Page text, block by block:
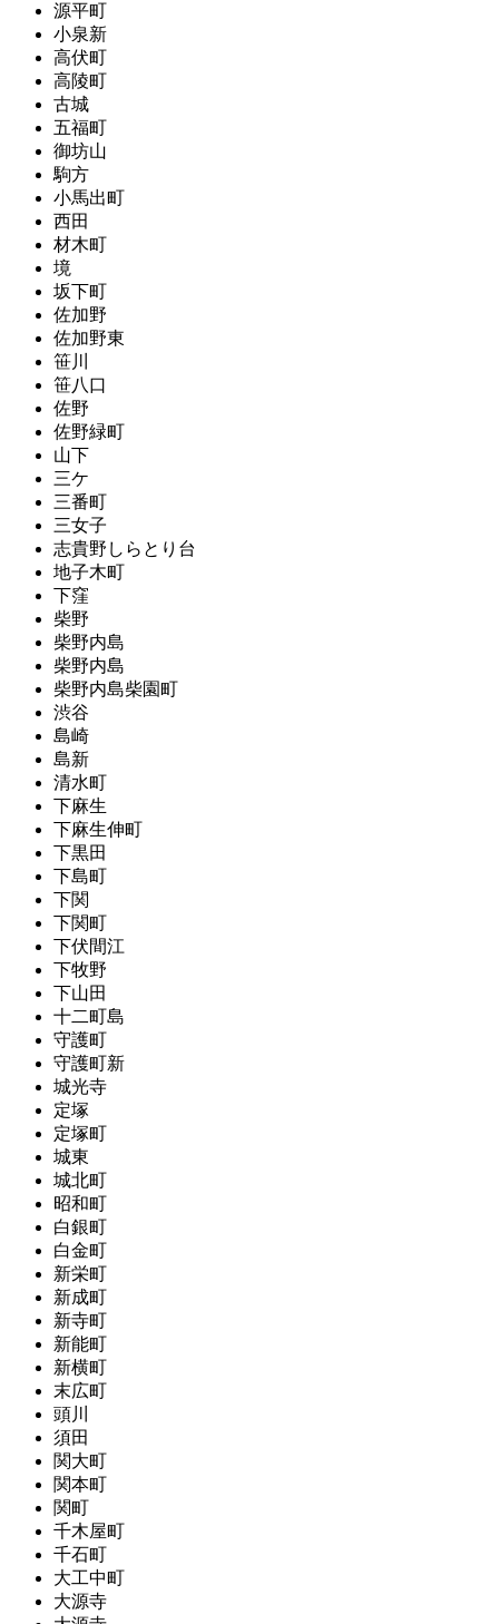
源平町
小泉新
高伏町
高陵町
古城
五福町
御坊山
駒方
小馬出町
西田
材木町
境
坂下町
佐加野
佐加野東
笹川
笹八口
佐野
佐野緑町
山下
三ケ
三番町
三女子
志貴野しらとり台
地子木町
下窪
柴野
柴野内島
柴野内島
柴野内島柴園町
渋谷
島崎
島新
清水町
下麻生
下麻生伸町
下黒田
下島町
下関
下関町
下伏間江
下牧野
下山田
十二町島
守護町
守護町新
城光寺
定塚
定塚町
城東
城北町
昭和町
白銀町
白金町
新栄町
新成町
新寺町
新能町
新横町
末広町
頭川
須田
関大町
関本町
関町
千木屋町
千石町
大工中町
大源寺